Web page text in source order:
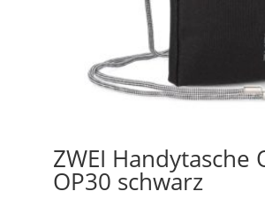
ZWEI Handytasche
OP30 schwarz